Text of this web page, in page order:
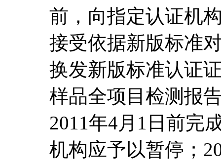
前，向指定认证机
接受依据新版标准
换发新版标准认证
样品全项目检测报
2011年4月1日前完
机构应予以暂停；